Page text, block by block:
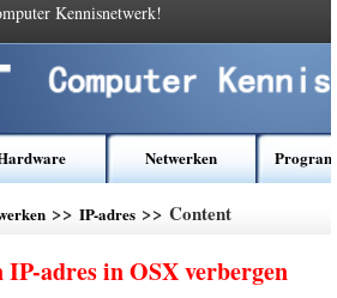
Kennisnetwerk!
Netwerken
>> IP-adres >> Content
IP-adres in OSX verbergen